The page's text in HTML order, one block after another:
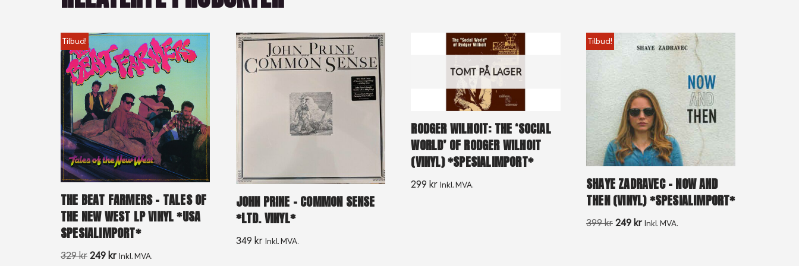
Tilbud!
THE BEAT FARMERS – TALES OF
THE NEW WEST LP VINYL *USA
SPESIALIMPORT*
329kr249 kr Inkl. MVA.
JOHN PRINE – COMMON SENSE
*LTD. VINYL*
349 kr Inkl. MVA.
TOMT PÅ LAGER
RODGER WILHOIT: THE ‘SOCIAL
WORLD’ OF RODGER WILHOIT
(VINYL) *SPESIALIMPORT*
299kr Inkl. MVA.
Tilbud!
SHAYE ZADRAVEC – NOW AND
THEN (VINYL) *SPESIALIMPORT*
399kr249 kr Inkl. MVA.